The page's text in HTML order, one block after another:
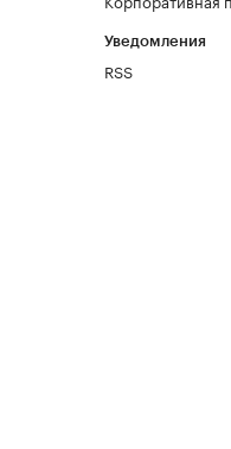
Уведомления
RSS